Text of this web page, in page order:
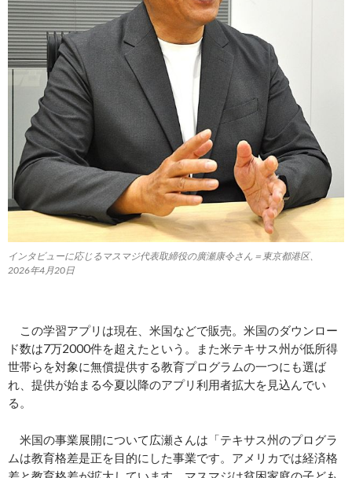
インタビューに応じるマスマジ代表取締役の廣瀬康令さん＝東京都港区、
2026年4月20日
この学習アプリは現在、米国などで販売。米国のダウンロー
ド数は7万2000件を超えたという。また米テキサス州が低所得
世帯らを対象に無償提供する教育プログラムの一つにも選ば
れ、提供が始まる今夏以降のアプリ利用者拡大を見込んでい
る。
米国の事業展開について広瀬さんは「テキサス州のプログラ
ムは教育格差是正を目的にした事業です。アメリカでは経済格